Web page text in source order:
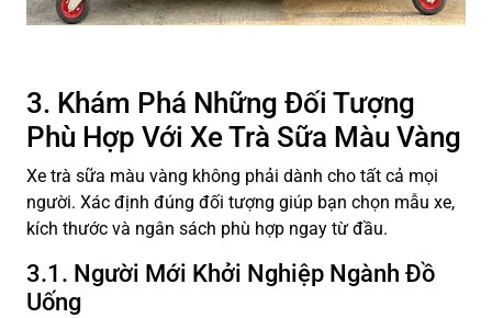
3. Khám Phá Những Đối Tượng
Phù Hợp Với Xe Trà Sữa Màu Vàng
Xe trà sữa màu vàng không phải dành cho tất cả mọi
người. Xác định đúng đối tượng giúp bạn chọn mẫu xe,
kích thước và ngân sách phù hợp ngay từ đầu.
3.1. Người Mới Khởi Nghiệp Ngành Đồ
Uống